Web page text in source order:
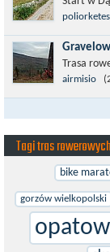
(niekiedy
w stronę
poliorketes
Trasa
na rower
a
airmisio
Tagi tras rowerowych
bike
gorzów wielkopolski